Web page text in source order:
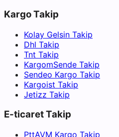
Kargo Takip
Kolay Gelsin Takip
Dhl Takip
Tnt Takip
KargomSende Takip
Sendeo Kargo Takip
Kargoist Takip
Jetizz Takip
E-ticaret Takip
PttAVM Kargo Takip